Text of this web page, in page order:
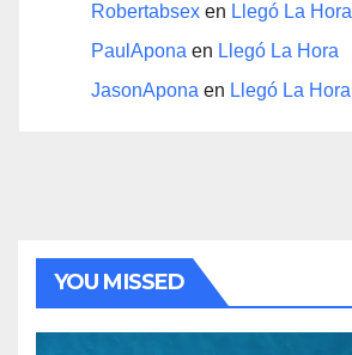
Robertabsex en Llegó La Hora
PaulApona en Llegó La Hora
JasonApona en Llegó La Hora
YOU MISSED